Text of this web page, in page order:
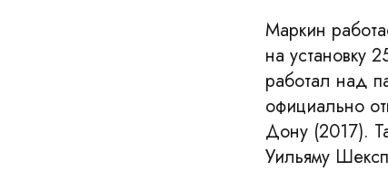
Маркин
на установку
работал над
официально
Дону (2017).
Уильяму